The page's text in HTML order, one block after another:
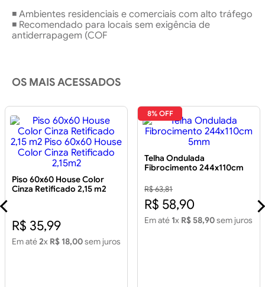
◾ Ambientes residenciais e comerciais com alto tráfego
◾ Recomendado para locais sem exigência de
antiderrapagem (COF
OS MAIS ACESSADOS
Piso 60x60 House Color
Cinza Retificado 2,15 m2
R$ 35,99
Em até2x R$ 18,00sem juros
8% OFF
Telha Ondulada
Fibrocimento 244x110cm
R$ 63,81
R$ 58,90
Em até 1x R$ 58,90sem juros